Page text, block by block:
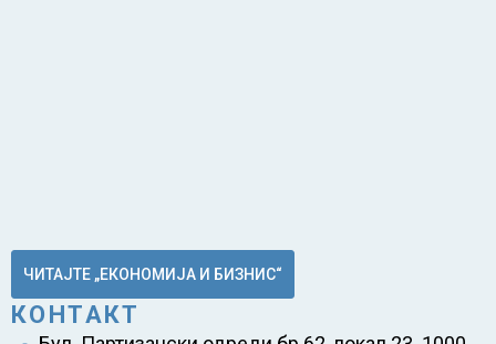
ЧИТАЈТЕ „ЕКОНОМИЈА И БИЗНИС“
КОНТАКТ